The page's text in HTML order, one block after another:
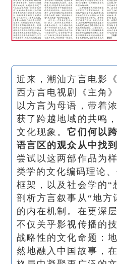
近来，潮汕方言电影
西方言电视剧《主角
以方言为母语，带着
获了跨越地域的共鸣
文化现象。它们何以
语言区的观众从中找
尝试以这两部作品为
类学的文化编码理论
框架，以及社会学的“
剖析方言叙事从“地方
的内在机制。在更深
不仅关乎影视传播的
战略性的文化命题：
然地融入中国故事，